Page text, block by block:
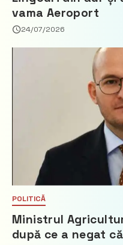
vama Aeroport
24/07/2026
POLITICĂ
Ministrul
după ce a negat